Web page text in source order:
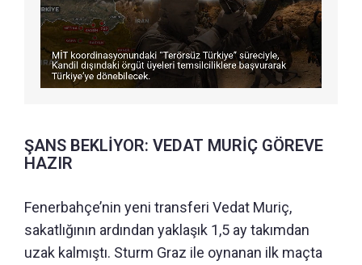
ŞANS BEKLİYOR: VEDAT MURİÇ GÖREVE
HAZIR
Fenerbahçe’nin yeni transferi Vedat Muriç,
sakatlığının ardından yaklaşık 1,5 ay takımdan
uzak kalmıştı. Sturm Graz ile oynanan ilk maçta